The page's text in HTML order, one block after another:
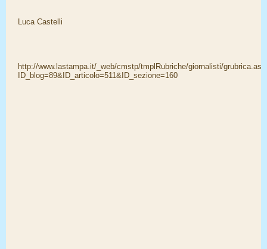
Luca Castelli
http://www.lastampa.it/_web/cmstp/tmplRubriche/giornalisti/
ID_blog=89&ID_articolo=511&ID_sezione=160